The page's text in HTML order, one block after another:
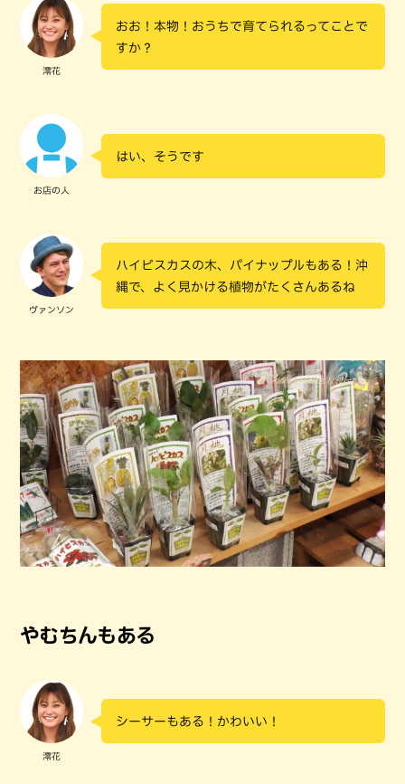
澪花
おお！本物！おうちで育てられるってことで
すか？
お店の人
はい、そうです
ヴァンソン
ハイビスカスの木、パイナップルもある！沖
縄で、よく見かける植物がたくさんあるね
やむちんもある
澪花
シーサーもある！かわいい！